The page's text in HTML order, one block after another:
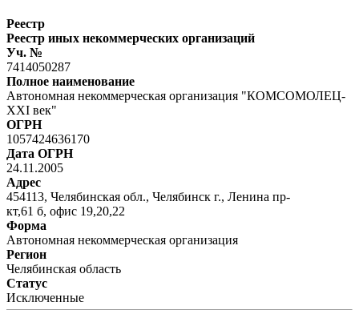
Реестр
Реестр иных некоммерческих организаций
Уч. №
7414050287
Полное наименование
Автономная некоммерческая организация "КОМСОМОЛЕЦ-
XXI век"
ОГРН
1057424636170
Дата ОГРН
24.11.2005
Адрес
454113, Челябинская обл., Челябинск г., Ленина пр-
кт,61 б, офис
Форма
Автономная некоммерческая организация
Регион
Челябинская область
Статус
Исключенные